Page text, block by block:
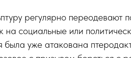
регулярно переодевают
на социальные или
была уже атакована